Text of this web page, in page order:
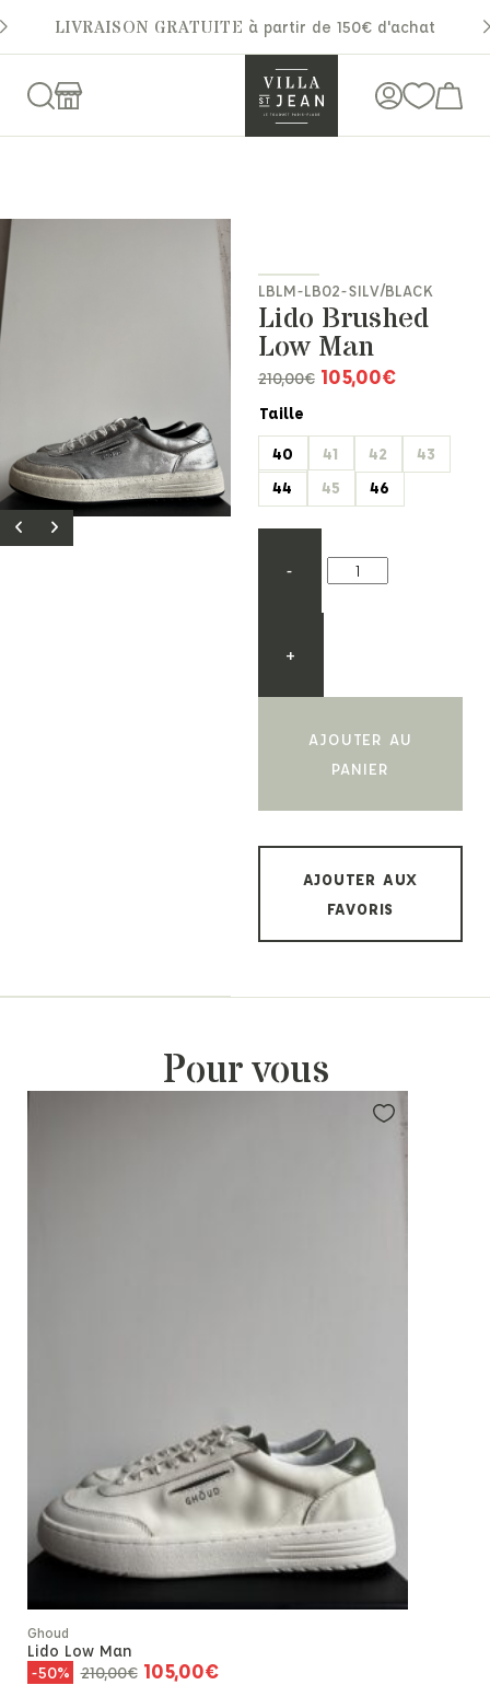
LIVRAISON GRATUITE à partir de 150€ d'achat
LBLM-LB02-SILV/BLACK
Lido Brushed
Low Man
210,00€ 105,00€
Taille
40
41 42
43
44
45 46
-
+
AJOUTER AU
PANIER
AJOUTER AUX
FAVORIS
Pour vous
Ghoud
Lido Low Man
-50% 210,00€ 105,00€